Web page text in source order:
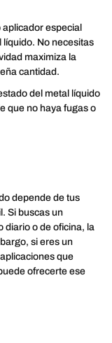
aplicador especial
líquido. No necesitas
maximiza la
cantidad.
del metal líquido
que no haya fugas o
depende de tus
Si buscas un
diario o de oficina, la
si eres un
que
ofrecerte ese